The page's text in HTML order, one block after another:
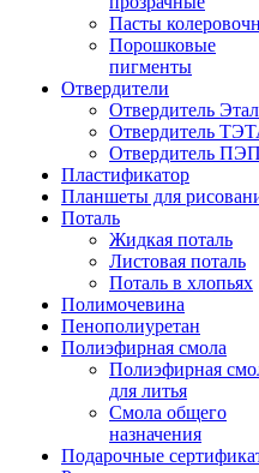
Пасты
Порошковые
пигменты
Отвердители
Отвердитель
Отвердитель
Отвердитель
Пластификатор
Планшеты для
Поталь
Жидкая поталь
Листовая поталь
Поталь в хлопьях
Полимочевина
Пенополиуретан
Полиэфирная смола
Полиэфирная
для литья
Смола общего
назначения
Подарочные